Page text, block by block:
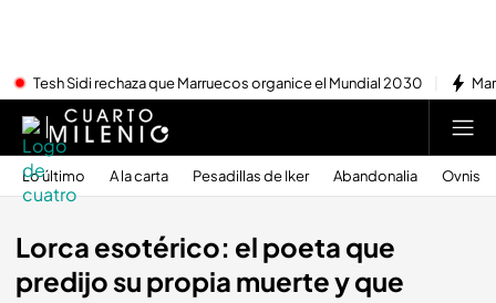
Tesh Sidi rechaza que Marruecos organice el Mundial 2030
Lo último A la carta Pesadillas de Iker Abandonalia Ovnis
Lorca esotérico: el poeta que
predijo su propia muerte y que